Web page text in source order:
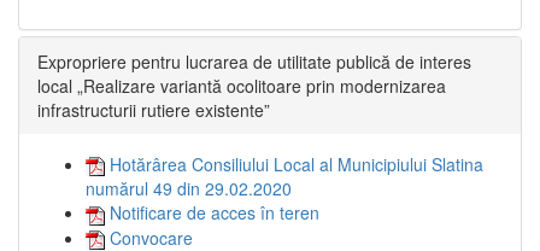
Expropriere pentru lucrarea de utilitate publică de interes
local „Realizare variantă ocolitoare prin modernizarea
infrastructurii rutiere existente”
Hotărârea Consiliului Local al Municipiului Slatina
numărul 49 din 29.02.2020
Notificare de acces în teren
Convocare